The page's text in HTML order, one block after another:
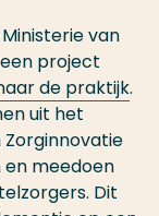
van
project
de praktijk.
uit het
en meedoen
Dit